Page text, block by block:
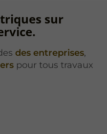
sur
des entreprises,
pour tous travaux